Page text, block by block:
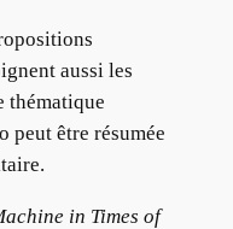
aussi les
thématique
peut être résumée
in Times of